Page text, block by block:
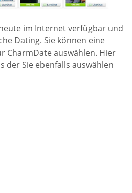
im Internet verfügbar und
Dating. Sie können eine
CharmDate auswählen. Hier
der Sie ebenfalls auswählen